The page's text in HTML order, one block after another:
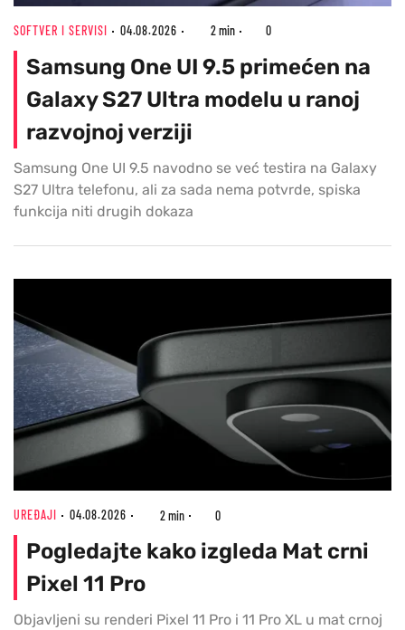
SOFTVER I SERVISI 04.08.2026 2 min 0
Samsung One UI 9.5 primećen na
Galaxy S27 Ultra modelu u ranoj
razvojnoj verziji
Samsung One UI 9.5 navodno se već testira na Galaxy
S27 Ultra telefonu, ali za sada nema potvrde, spiska
funkcija niti drugih dokaza
UREĐAJI 04.08.2026 2 min 0
Pogledajte kako izgleda Mat crni
Pixel 11 Pro
Objavljeni su renderi Pixel 11 Pro i 11 Pro XL u mat crnoj